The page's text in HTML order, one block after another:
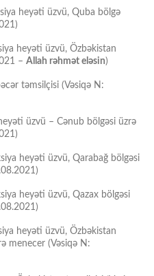
heyəti üzvü, Quba bölgə
heyəti üzvü, Özbəkistan
– Allah rəhmət eləsin)
təmsilçisi (Vəsiqə N:
üzvü – Cənub bölgəsi üzrə
heyəti üzvü, Qarabağ bölgəsi
heyəti üzvü, Qazax bölgəsi
heyəti üzvü, Özbəkistan
menecer (Vəsiqə N: